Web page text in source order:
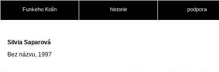
Funkeho Kolín historie podpora
Silvia Saparová
Bez názvu, 1997